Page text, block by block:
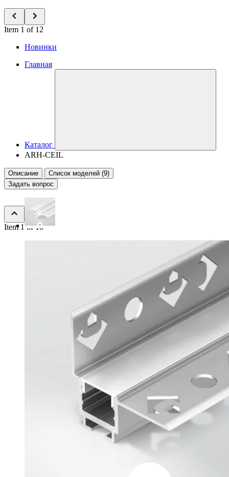
Item 1 of 12
Новинки
Главная
Каталог
ARH-CEIL
Описание
Список моделей (9)
Задать вопрос
Item 1 of 10